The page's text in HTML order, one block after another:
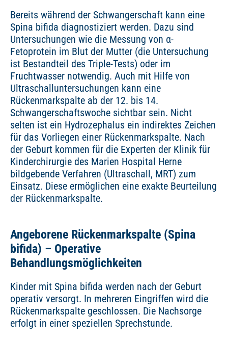
Bereits während der Schwangerschaft kann eine
Spina bifida diagnostiziert werden. Dazu sind
Untersuchungen wie die Messung von α-
Fetoprotein im Blut der Mutter (die Untersuchung
ist Bestandteil des Triple-Tests) oder im
Fruchtwasser notwendig. Auch mit Hilfe von
Ultraschalluntersuchungen kann eine
Rückenmarkspalte ab der 12. bis 14.
Schwangerschaftswoche sichtbar sein. Nicht
selten ist ein Hydrozephalus ein indirektes Zeichen
für das Vorliegen einer Rückenmarkspalte. Nach
der Geburt kommen für die Experten der Klinik für
Kinderchirurgie des Marien Hospital Herne
bildgebende Verfahren (Ultraschall, MRT) zum
Einsatz. Diese ermöglichen eine exakte Beurteilung
der Rückenmarkspalte.
Angeborene Rückenmarkspalte (Spina
bifida) – Operative
Behandlungsmöglichkeiten
Kinder mit Spina bifida werden nach der Geburt
operativ versorgt. In mehreren Eingriffen wird die
Rückenmarkspalte geschlossen. Die Nachsorge
erfolgt in einer speziellen Sprechstunde.